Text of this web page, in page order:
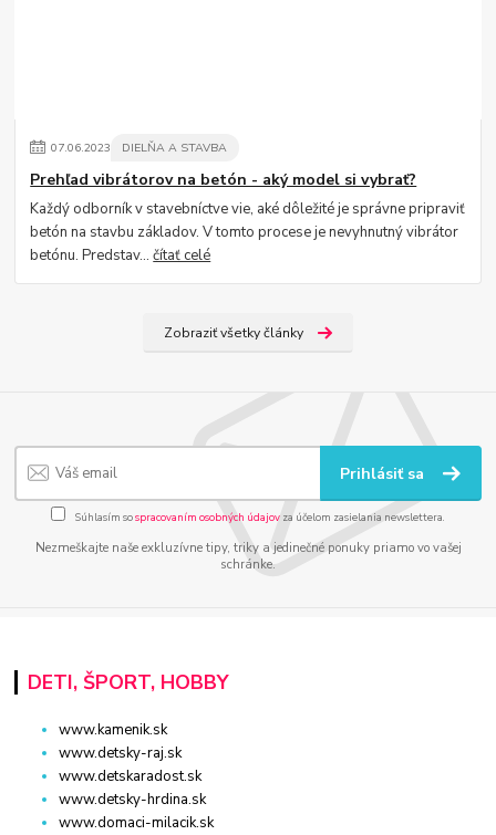
07.06.2023 DIELŇA A STAVBA
Prehľad vibrátorov na betón - aký model si vybrať?
Každý odborník v stavebníctve vie, aké dôležité je správne pripraviť
betón na stavbu základov. V tomto procese je nevyhnutný vibrátor
betónu. Predstav...čítať celé
Zobraziť všetky články
Prihlásiť sa
Súhlasím sospracovaním osobných údajov za účelom zasielania newslettera.
Nezmeškajte naše exkluzívne tipy, triky a jedinečné ponuky priamo vo vašej
schránke.
DETI, ŠPORT, HOBBY
www.kamenik.sk
www.detsky-raj.sk
www.detskaradost.sk
www.detsky-hrdina.sk
www.domaci-milacik.sk